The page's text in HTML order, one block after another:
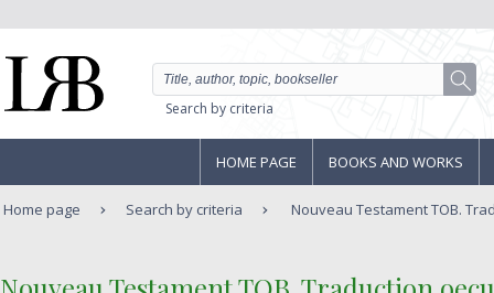
Search by criteria
HOME PAGE BOOKS AND WORKS
Home page Search by criteria Nouveau Testament TOB.